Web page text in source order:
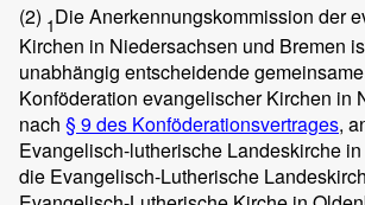
(2) 1Die Anerkennungskommission der
Kirchen in Niedersachsen und Bremen
unabhängig entscheidende
Konföderation evangelischer Kirchen in
nach § 9 des Konföderationsvertrages,
Evangelisch-lutherische Landeskirche
die Evangelisch-Lutherische